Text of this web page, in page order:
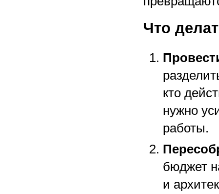
Что
кто
нужно
работы.
бюджет
и